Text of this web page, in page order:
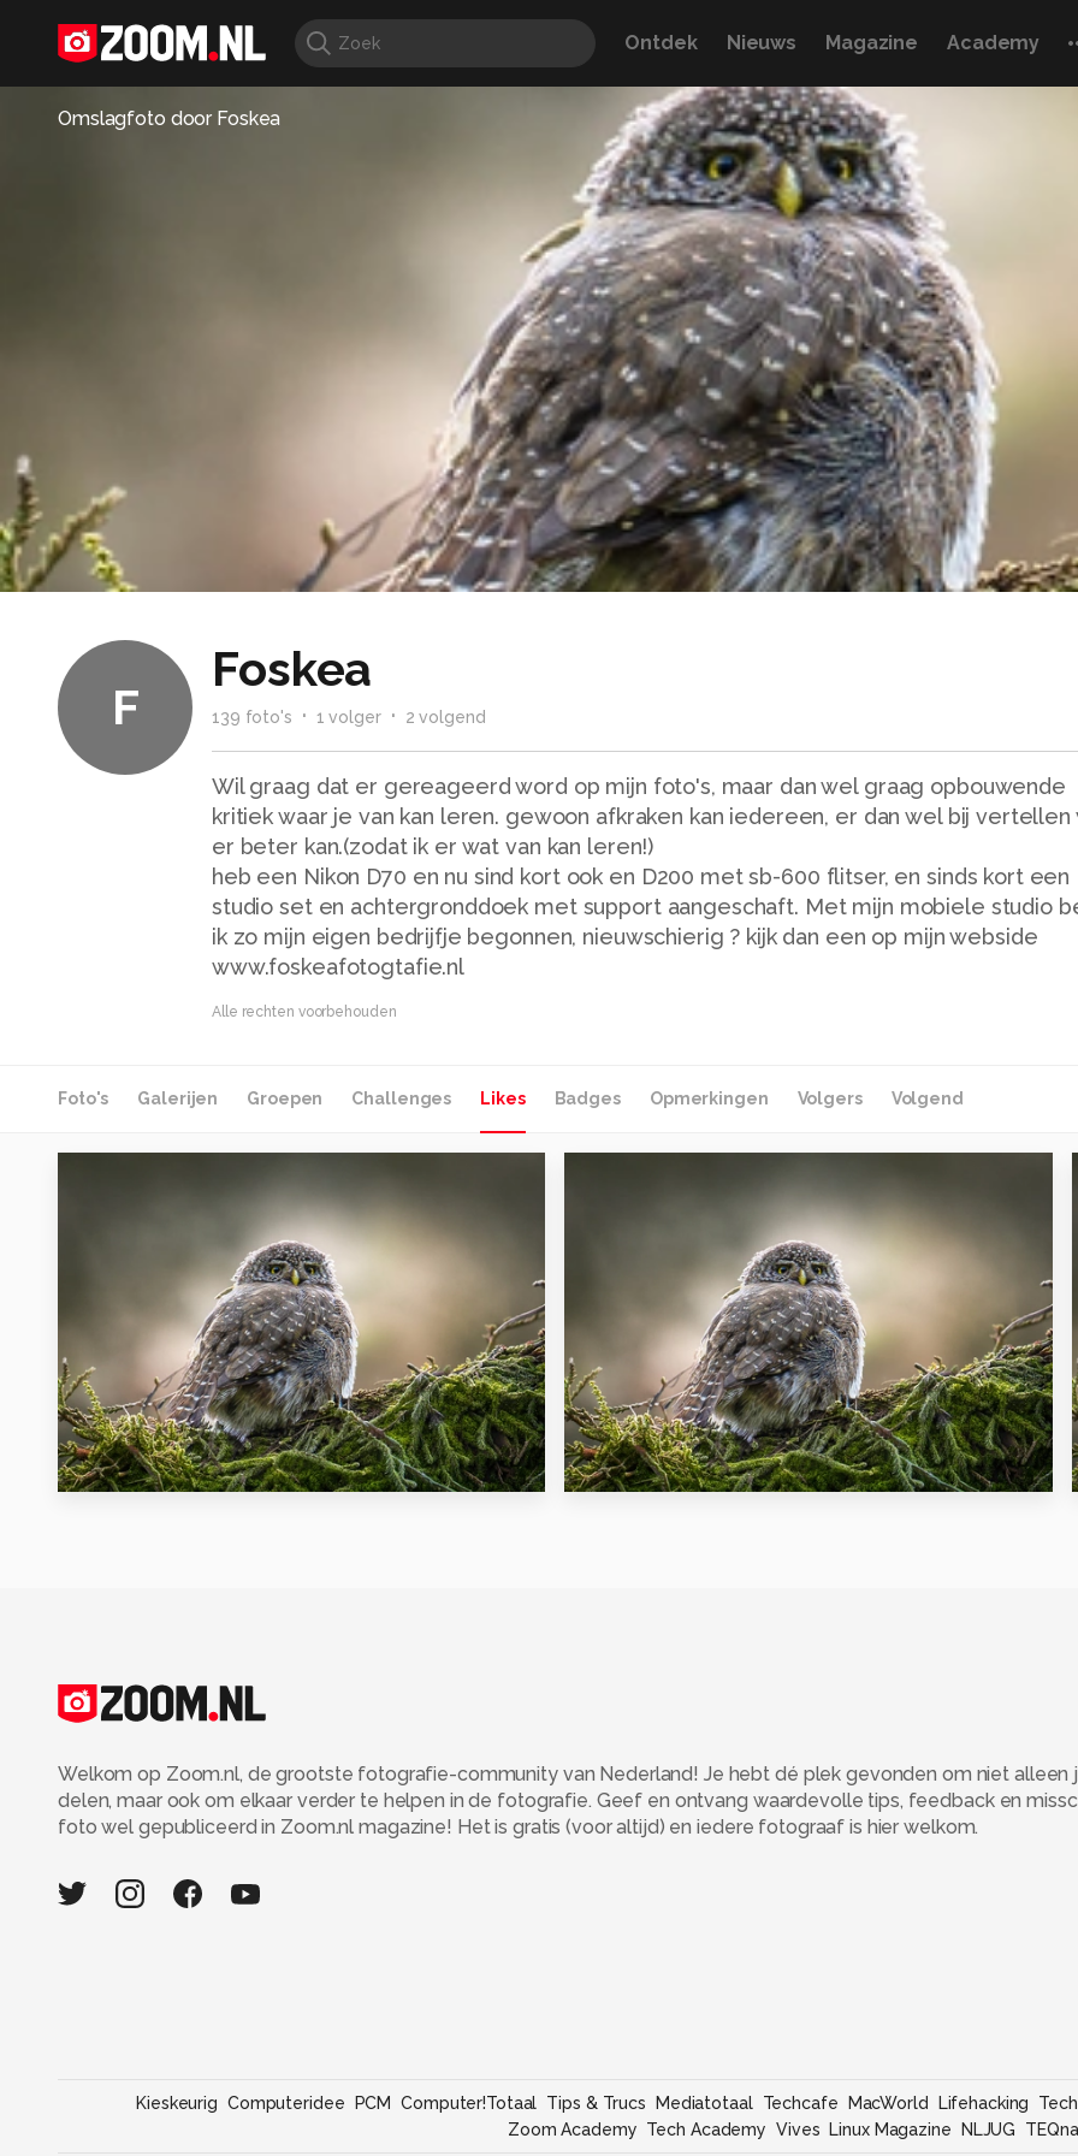
Ontdek Nieuws Magazine Academy
Omslagfoto door Foskea
F
Foskea
139 foto's 1 volger 2 volgend
Wil graag dat er gereageerd word op mijn foto's, maar dan wel graag opbouwende
kritiek waar je van kan leren. gewoon afkraken kan iedereen, er dan wel bij vertellen
er beter kan.(zodat ik er wat van kan leren!)
heb een Nikon D70 en nu sind kort ook en D200 met sb-600 flitser, en sinds kort een
studio set en achtergronddoek met support aangeschaft. Met mijn mobiele studio
ik zo mijn eigen bedrijfje begonnen, nieuwschierig ? kijk dan een op mijn webside
www.foskeafotogtafie.nl
Alle rechten voorbehouden
Foto's Galerijen Groepen Challenges Likes Badges Opmerkingen Volgers Volgend
8 1
Welkom op Zoom.nl, de grootste fotografie-community van Nederland! Je hebt dé plek gevonden om niet
delen, maar ook om elkaar verder te helpen in de fotografie. Geef en ontvang waardevolle tips, feedback en
foto wel gepubliceerd in Zoom.nl magazine! Het is gratis (voor altijd) en iedere fotograaf is hier welkom.
Kieskeurig Computeridee PCM Computer!Totaal Tips & Trucs Mediatotaal Techcafe MacWorld Lifehacking
Zoom Academy Tech Academy Vives Linux Magazine NLJUG